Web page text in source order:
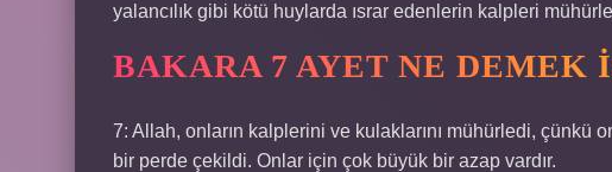
yalancılık gibi kötü huylarda ısrar edenlerin kalpleri
BAKARA 7 AYET NE DEMEK
7: Allah, onların kalplerini ve kulaklarını mühürledi, çünkü
bir perde çekildi. Onlar için çok büyük bir azap vardır.